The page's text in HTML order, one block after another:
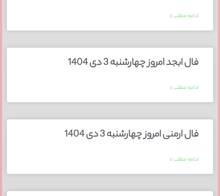
ادامه مطلب »
فال ابجد امروز چهارشنبه 3 دی 1404
ادامه مطلب »
فال ارمنی امروز چهارشنبه 3 دی 1404
ادامه مطلب »